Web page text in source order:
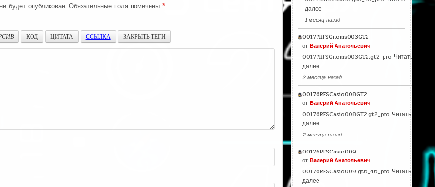
будет опубликован. Обязательные поля помечены *
КОД ЦИТАТА ССЫЛКА ЗАКРЫТЬ ТЕГИ
далее
1 месяц назад
00177RFSGnoms003GT2
от Валерий Анатольевич
00177RFSGnoms003GT2.gt2_pro Читать
далее
2 месяца назад
00176RFSCasio008GT2
от Валерий Анатольевич
00176RFSCasio008GT2.gt2_pro Читать
далее
2 месяца назад
00176RFSCasio009
от Валерий Анатольевич
00176RFSCasio009.gt6_46_pro Читать
далее